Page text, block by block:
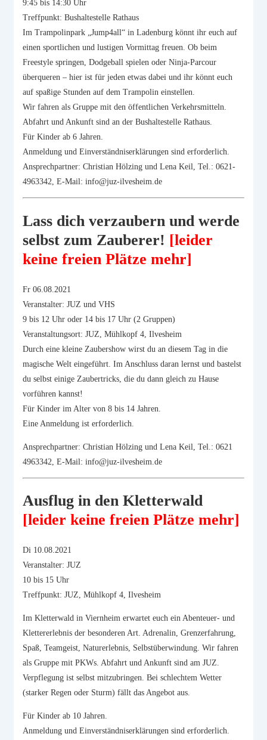
9:45 bis 14:30 Uhr
Treffpunkt: Bushaltestelle Rathaus
Im Trampolinpark „Jump4all“ in Ladenburg könnt ihr euch auf
einen sportlichen und lustigen Vormittag freuen. Ob beim
Freestyle springen, Dodgeball spielen oder Ninja-Parcour
überqueren – hier ist für jeden etwas dabei und ihr könnt euch
auf spaßige Stunden auf dem Trampolin einstellen.
Wir fahren als Gruppe mit den öffentlichen Verkehrsmitteln.
Abfahrt und Ankunft sind an der Bushaltestelle Rathaus.
Für Kinder ab 6 Jahren.
Anmeldung und Einverständniserklärungen sind erforderlich.
Ansprechpartner: Christian Hölzing und Lena Keil, Tel.: 0621-
4963342, E-Mail: info@juz-ilvesheim.de
Lass dich verzaubern und werde
selbst zum Zauberer! [leider
keine freien Plätze mehr]
Fr 06.08.2021
Veranstalter: JUZ und VHS
9 bis 12 Uhr oder 14 bis 17 Uhr (2 Gruppen)
Veranstaltungsort: JUZ, Mühlkopf 4, Ilvesheim
Durch eine kleine Zaubershow wirst du an diesem Tag in die
magische Welt eingeführt. Im Anschluss daran lernst und bastelst
du selbst einige Zaubertricks, die du dann gleich zu Hause
vorführen kannst!
Für Kinder im Alter von 8 bis 14 Jahren.
Eine Anmeldung ist erforderlich.
Ansprechpartner: Christian Hölzing und Lena Keil, Tel.: 0621
4963342, E-Mail: info@juz-ilvesheim.de
Ausflug in den Kletterwald
[leider keine freien Plätze mehr]
Di 10.08.2021
Veranstalter: JUZ
10 bis 15 Uhr
Treffpunkt: JUZ, Mühlkopf 4, Ilvesheim
Im Kletterwald in Viernheim erwartet euch ein Abenteuer- und
Klettererlebnis der besonderen Art. Adrenalin, Grenzerfahrung,
Spaß, Teamgeist, Naturerlebnis, Selbstüberwindung. Wir fahren
als Gruppe mit PKWs. Abfahrt und Ankunft sind am JUZ.
Verpflegung ist selbst mitzubringen. Bei schlechtem Wetter
(starker Regen oder Sturm) fällt das Angebot aus.
Für Kinder ab 10 Jahren.
Anmeldung und Einverständniserklärungen sind erforderlich.